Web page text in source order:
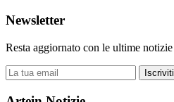
Newsletter
Resta aggiornato con le ultime notizie
Iscriviti